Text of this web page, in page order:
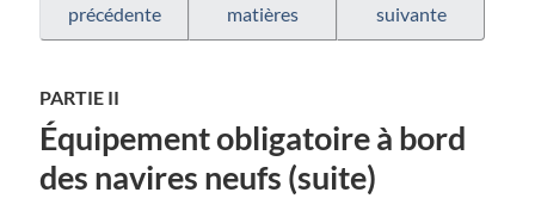
de
sauvetage
l’équipement
de
l’équipement
de
précédente
matières
suivante
PARTIE II
Équipement obligatoire à bord
des navires neufs (suite)